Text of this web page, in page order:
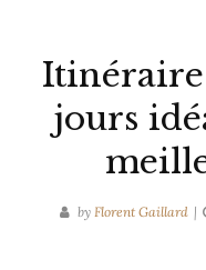
Itinéraire
jours
by Florent Gaillard